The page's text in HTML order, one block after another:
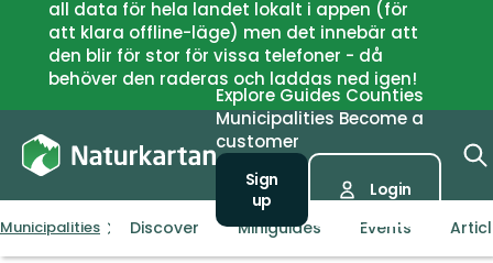
all data för hela landet lokalt i appen (för
att klara offline-läge) men det innebär att
den blir för stor för vissa telefoner - då
behöver den raderas och laddas ned igen!
Explore Guides Counties
Municipalities Become a
customer
Sign
up
Login
Municipalities Hol
Discover Miniguides Events